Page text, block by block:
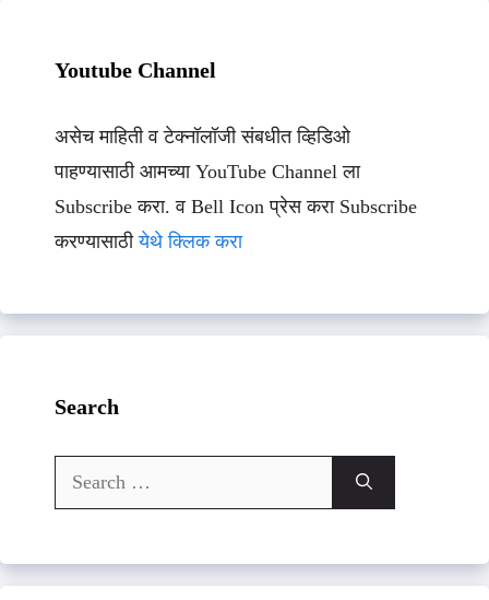
Youtube Channel
असेच माहिती व टेक्नॉलॉजी संबधीत व्हिडिओ
पाहण्यासाठी आमच्या YouTube Channel ला
Subscribe करा. व Bell Icon प्रेस करा Subscribe
करण्यासाठीयेथे क्लिक करा
Search
Search
for: